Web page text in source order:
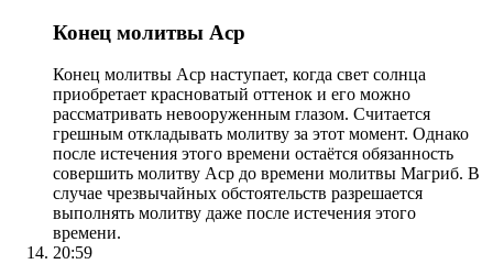
Конец молитвы Аср
Конец молитвы Аср наступает, когда свет солнца
приобретает красноватый оттенок и его можно
рассматривать невооруженным глазом. Считается
грешным откладывать молитву за этот момент. Однако
после истечения этого времени остаётся обязанность
совершить молитву Аср до времени молитвы Магриб. В
случае чрезвычайных обстоятельств разрешается
выполнять молитву даже после истечения этого
времени.
20:59